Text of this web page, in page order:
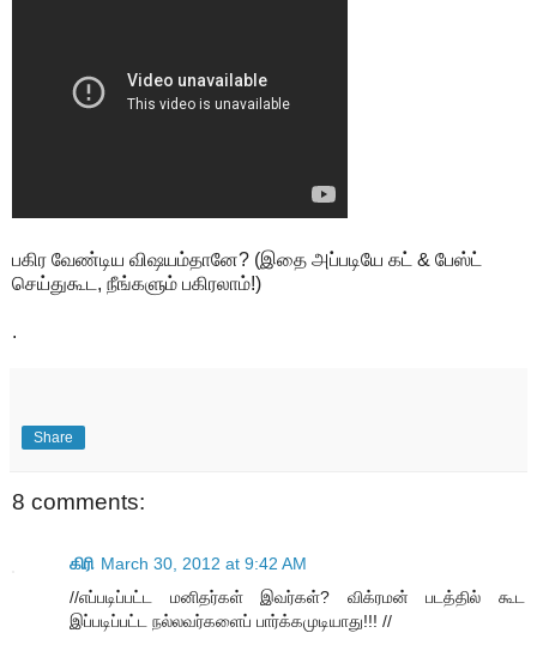
பகிர வேண்டிய விஷயம்தானே? (இதை அப்படியே கட் & பேஸ்ட்
செய்துகூட, நீங்களும் பகிரலாம்!)
.
Share
8 comments:
கிரி March 30, 2012 at 9:42 AM
//எப்படிப்பட்ட மனிதர்கள் இவர்கள்? விக்ரமன் படத்தில் கூட
இப்படிப்பட்ட நல்லவர்களைப் பார்க்கமுடியாது!!! //